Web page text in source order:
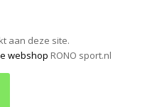
aan deze site.
webshop RONO sport.nl